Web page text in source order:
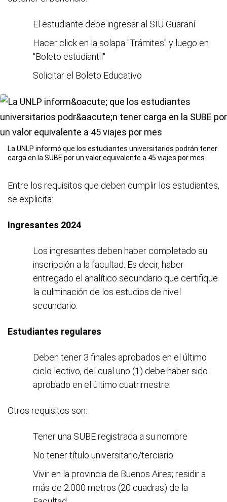
El estudiante debe ingresar al SIU Guaraní
Hacer click en la solapa "Trámites" y luego en
"Boleto estudiantil"
Solicitar el Boleto Educativo
La UNLP informó que los estudiantes universitarios podrán tener
carga en la SUBE por un valor equivalente a 45 viajes por mes
Entre los requisitos que deben cumplir los estudiantes,
se explicita:
Ingresantes 2024
Los ingresantes deben haber completado su
inscripción a la facultad. Es decir, haber
entregado el analítico secundario que certifique
la culminación de los estudios de nivel
secundario.
Estudiantes regulares
Deben tener 3 finales aprobados en el último
ciclo lectivo, del cual uno (1) debe haber sido
aprobado en el último cuatrimestre.
Otros requisitos son:
Tener una SUBE registrada a su nombre
No tener título universitario/terciario
Vivir en la provincia de Buenos Aires; residir a
más de 2.000 metros (20 cuadras) de la